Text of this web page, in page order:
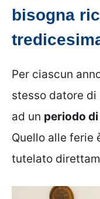
bisogna
Per ciascun
stesso datore
ad un periodo
Quello alle ferie
tutelato